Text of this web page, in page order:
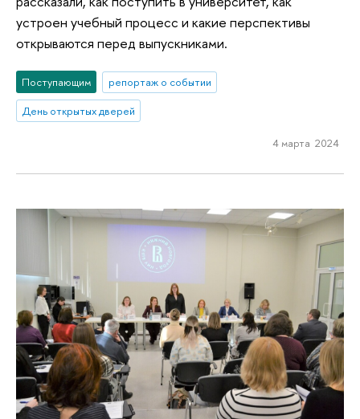
устроен учебный процесс и какие перспективы
открываются перед выпускниками.
Поступающим
репортаж о событии
День открытых дверей
4 марта 2024